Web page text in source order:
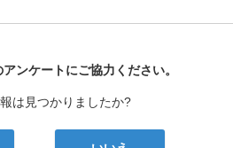
ンケートにご協力ください。
は見つかりましたか?